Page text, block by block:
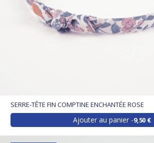
SERRE-TÊTE FIN COMPTINE ENCHANTÉE ROSE
Ajouter au panier 9,50 €